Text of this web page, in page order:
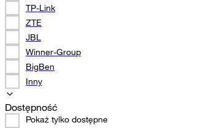
TP-Link
ZTE
JBL
Winner-Group
BigBen
Inny
Dostępność
Pokaż tylko dostępne